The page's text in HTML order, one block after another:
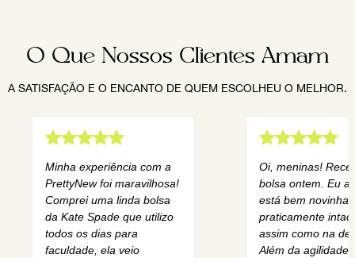
O Que Nossos Clientes Amam
A SATISFAÇÃO E O ENCANTO DE QUEM ESCOLHEU O MELHOR.
Minha experiência com a
PrettyNew foi maravilhosa!
Comprei uma linda bolsa
da Kate Spade que utilizo
todos os dias para
faculdade, ela veio
Oi, meninas!
bolsa ontem. Eu
está bem novinha,
praticamente
assim como na
Além da agilidade